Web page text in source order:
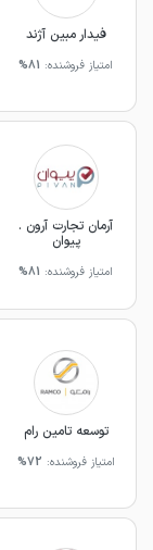
فیدار مبین آژند
امتیاز فروشنده: 81%
آرمان تجارت آرون .
پیوان
امتیاز فروشنده: 81%
توسعه تامین رام
امتیاز فروشنده: 72%